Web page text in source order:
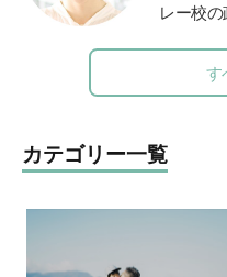
講師な
ド』『
ぴった
レー校
職後は
上げ、料
発「
『19時か
テリア』
冊以上
るアプ
す
カテゴリー一覧